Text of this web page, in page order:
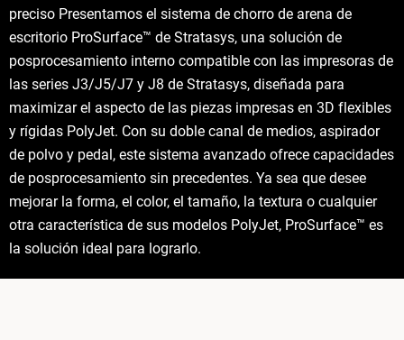
preciso Presentamos el sistema de chorro de arena de
escritorio ProSurface™ de Stratasys, una solución de
posprocesamiento interno compatible con las impresoras de
las series J3/J5/J7 y J8 de Stratasys, diseñada para
maximizar el aspecto de las piezas impresas en 3D flexibles
y rígidas PolyJet. Con su doble canal de medios, aspirador
de polvo y pedal, este sistema avanzado ofrece capacidades
de posprocesamiento sin precedentes. Ya sea que desee
mejorar la forma, el color, el tamaño, la textura o cualquier
otra característica de sus modelos PolyJet, ProSurface™ es
la solución ideal para lograrlo.